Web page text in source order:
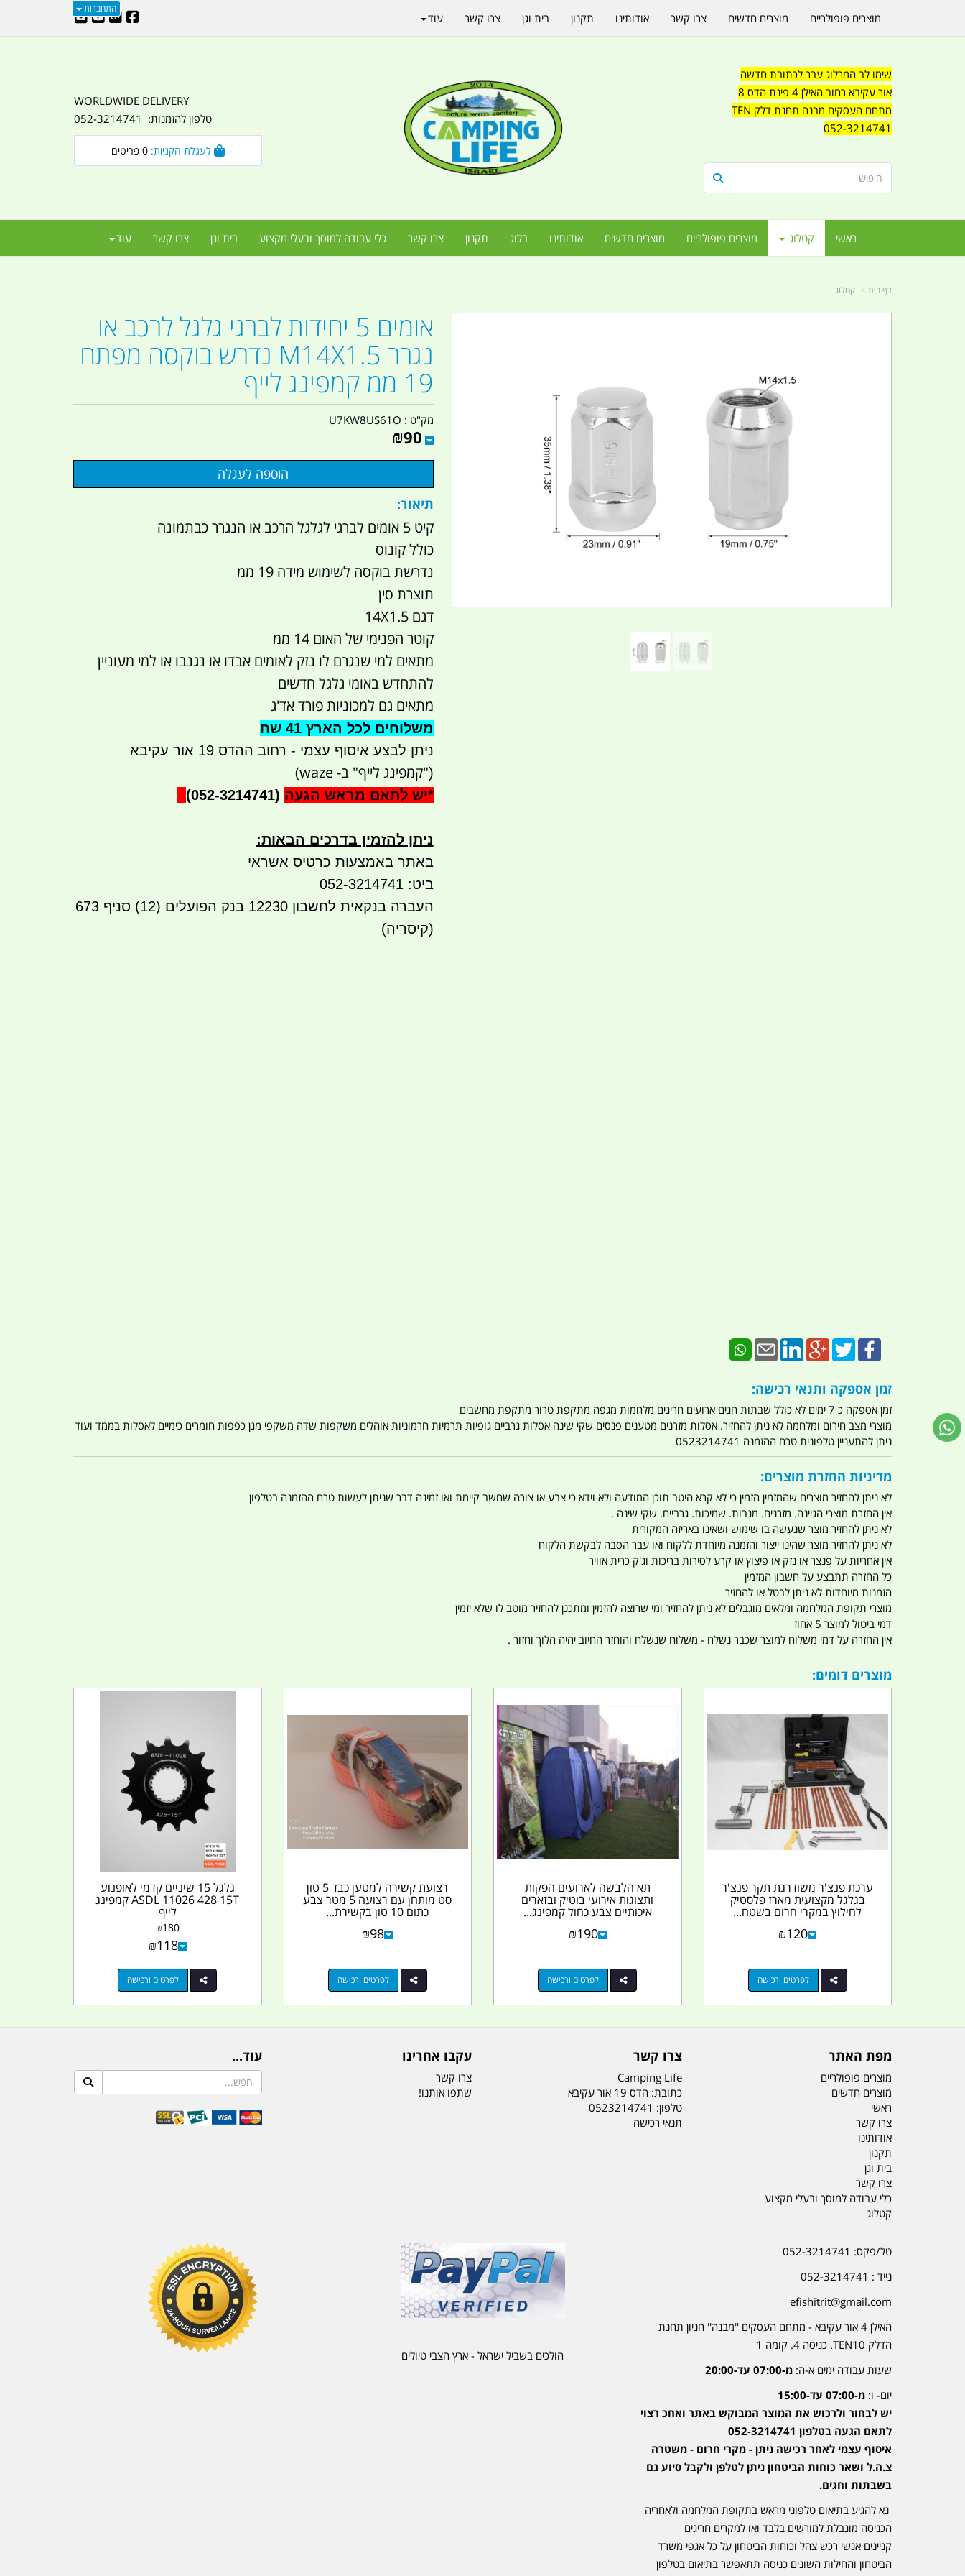
התחברות
שימו לב המרלוג עבר לכתובת חדשה
אור עקיבא רחוב האילן 4 פינת הדס 8
מתחם העסקים מבנה תחנת דלק TEN
052-3214741
WORLDWIDE DELIVERY
טלפון להזמנות: 052-3214741
0
ראשי קטלוג מוצרים פופולריים מוצרים חדשים אודותינו בלוג תקנון צרו קשר כלי עבודה למוסך ובעלי מקצוע בית וגן צרו קשר עוד
מוצרים פופולריים מוצרים חדשים צרו קשר אודותינו תקנון בית וגן צרו קשר עוד
דף בית קטלוג
אומים 5 יחידות לברגי גלגל לרכב או
נגרר M14X1.5 נדרש בוקסה מפתח
19 ממ קמפינג לייף
מק"ט : U7KW8US61O
₪90
תיאור:
קיט 5 אומים לברגי לגלגל הרכב או הנגרר כבתמונה
כולל קונוס
נדרשת בוקסה לשימוש מידה 19 ממ
תוצרת סין
דגם 14X1.5
קוטר הפנימי של האום 14 ממ
מתאים למי שנגרם לו נזק לאומים אבדו או נגנבו או למי מעוניין
להתחדש באומי גלגל חדשים
מתאים גם למכוניות פורד אד'ג
משלוחים לכל הארץ 41 שח
ניתן לבצע איסוף עצמי - רחוב ההדס 19 אור עקיבא
("קמפינג לייף" ב- waze)
*יש לתאם מראש הגעה (052-3214741)
ניתן להזמין בדרכים הבאות:
באתר באמצעות כרטיס אשראי
ביט: 052-3214741
העברה בנקאית לחשבון 12230 בנק הפועלים (12) סניף 673
(קיסריה)
זמן אספקה ותנאי רכישה:
זמן אספקה כ 7 ימים לא כולל שבתות חגים ארועים חריגים מלחמות מגפה מתקפת טרור מתקפת מחשבים
מוצרי מצב חירום ומלחמה לא ניתן להחזיר. אסלות מזרנים מטענים פנסים שקי שינה אסלות גרביים גופיות תרמיות חרמוניות אוהלים משקפות שדה משקפי מגן כפפות חומרים כימיים לאסלות בממד ועוד
ניתן להתעניין טלפונית טרם ההזמנה 0523214741
מדיניות החזרת מוצרים:
לא ניתן להחזיר מוצרים שהמזמין הזמין כי לא קרא היטב תוכן המודעה ולא וידא כי צבע או צורה שחשב קיימת ואו זמינה דבר שניתן לעשות טרם ההזמנה בטלפון
אין החזרת מוצרי הגיינה. מזרנים. מגבות. שמיכות. גרביים. שקי שינה .
לא ניתן להחזיר מוצר שנעשה בו שימוש ושאינו באריזה המקורית
לא ניתן להחזיר מוצר שהינו ייצור והזמנה מיוחדת ללקוח ואו עבר הסבה לבקשת הלקוח
אין אחריות על פנצר או נזק או פיצוץ או קרע לסירות בריכות וג'ק כרית אוויר
כל החזרה תתבצע על חשבון המזמין
הזמנות מיוחדות לא ניתן לבטל או להחזיר
מוצרי תקופת המלחמה ומלאים מוגבלים לא ניתן להחזיר ומי שרוצה להזמין ומתכנן להחזיר מוטב לו שלא יזמין
דמי ביטול למוצר 5 אחוז
אין החזרה על דמי משלוח למוצר שכבר נשלח - משלוח שנשלח והוחזר החיוב יהיה הלוך וחזור .
מוצרים דומים:
ערכת פנצ'ר משודרגת תקר פנצ'ר
בגלגל מקצועית מארז פלסטיק
לחילוץ במקרי חרום בשטח...
₪120
לפרטים ורכישה
תא הלבשה לארועים הפקות
ותצוגות אירועי בוטיק ובזארים
איכותיים צבע כחול קמפינג...
₪190
לפרטים ורכישה
רצועת קשירה למטען כבד 5 טון
סט מותחן עם רצועה 5 מטר צבע
כתום 10 טון בקשירת...
₪98
לפרטים ורכישה
גלגל 15 שיניים קדמי לאופנוע
ASDL 11026 428 15T קמפינג
לייף
₪180
₪118
לפרטים ורכישה
מפת האתר
מוצרים פופולריים
מוצרים חדשים
ראשי
צרו קשר
אודותינו
תקנון
בית וגן
צרו קשר
כלי עבודה למוסך ובעלי מקצוע
קטלוג
צרו קשר
Camping Life
כתובת: הדס 19 אור עקיבא
טלפון: 0523214741
תנאי רכישה
עקבו אחרינו
צרו קשר
שתפו אותנו!
עוד...
טל/פקס: 052-3214741
נייד : 052-3214741
efishitrit@gmail.com
האילן 4 אור עקיבא - מתחם העסקים ''מבנה'' חניון תחנת
הדלק TEN10. כניסה 4. קומה 1
שעות עבודה ימים א-ה: מ-07:00 עד-20:00
יום- ו: מ-07:00 עד-15:00
יש לבחור ולרכוש את המוצר המבוקש באתר ואחכ רצוי
לתאם הגעה בטלפון 052-3214741
איסוף עצמי לאחר רכישה ניתן - מקרי חרום - משטרה
צ.ה.ל ושאר כוחות הביטחון ניתן לטלפן ולקבל סיוע גם
בשבתות וחגים.
נא להגיע בתיאום טלפוני מראש בתקופת המלחמה ולאחריה
הכניסה מוגבלת למורשים בלבד ואו למקרים חריגים
קניינים אנשי רכש צהל וכוחות הביטחון על כל אגפי משרד
הביטחון והחילות השונים כניסה תתאפשר בתיאום בטלפון
הולכים בשביל ישראל - ארץ הצבי טיולים